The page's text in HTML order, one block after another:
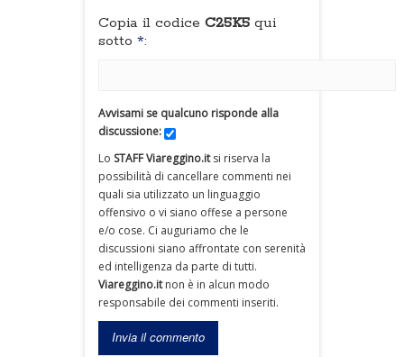
Copia il codice C25K5 qui
sotto *:
Avvisami se qualcuno risponde alla
discussione:
Lo STAFF Viareggino.itsi riserva la
possibilità di cancellare commenti nei
quali sia utilizzato un linguaggio
offensivo o vi siano offese a persone
e/o cose. Ci auguriamo che le
discussioni siano affrontate con serenità
ed intelligenza da parte di tutti.
Viareggino.itnon è in alcun modo
responsabile dei commenti inseriti.